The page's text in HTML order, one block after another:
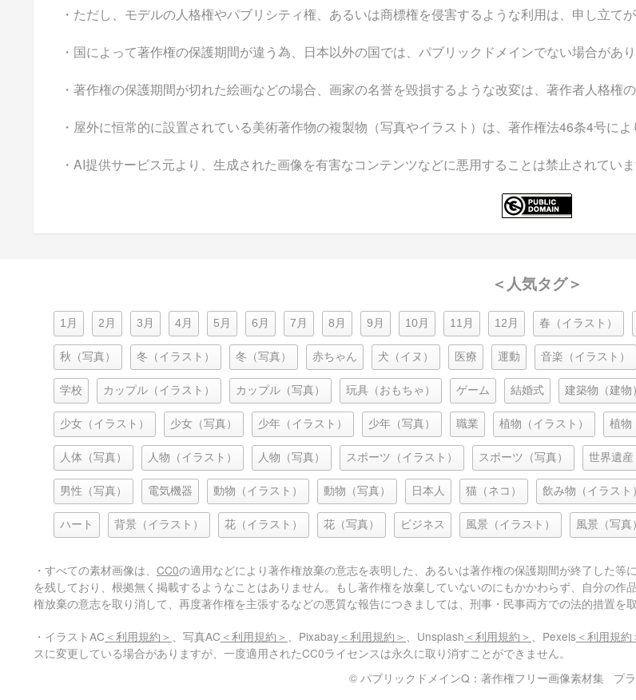
・ただし、モデルの人格権やパブリシティ権、あるいは商標権を侵害するような利用は、申し立て
・国によって著作権の保護期間が違う為、日本以外の国では、パブリックドメインでない場合があり
・著作権の保護期間が切れた絵画などの場合、画家の名誉を毀損するような改変は、著作者人格権
・屋外に恒常的に設置されている美術著作物の複製物（写真やイラスト）は、著作権法46条4号によ
・AI提供サービス元より、生成された画像を有害なコンテンツなどに悪用することは禁止されていま
＜人気タグ＞
1月 2月 3月 4月 5月 6月 7月 8月 9月 10月 11月 12月 春（イラスト）
秋（写真） 冬（イラスト） 冬（写真） 赤ちゃん 犬（イヌ） 医療 運動 音楽（イラスト）
学校 カップル（イラスト） カップル（写真） 玩具（おもちゃ） ゲーム 結婚式 建築物（建物
少女（イラスト） 少女（写真） 少年（イラスト） 少年（写真） 職業 植物（イラスト） 植物
人体（写真） 人物（イラスト） 人物（写真） スポーツ（イラスト） スポーツ（写真） 世界遺産
男性（写真） 電気機器 動物（イラスト） 動物（写真） 日本人 猫（ネコ） 飲み物（イラスト
ハート 背景（イラスト） 花（イラスト） 花（写真） ビジネス 風景（イラスト） 風景（写真
・すべての素材画像は、 CC0の適用などにより著作権放棄の意志を表明した、あるいは著作権の保護期間が終了した
を残しており、根拠無く掲載するようなことはありません。もし著作権を放棄していないのにもかかわらず、自分の
権放棄の意志を取り消して、再度著作権を主張するなどの悪質な報告につきましては、刑事・民事両方での法的措置を
・イラストAC ＜利用規約＞ 、写真AC ＜利用規約＞ 、Pixabay ＜利用規約＞ 、Unsplash ＜利用規約＞ 、Pexels ＜利用規約
スに変更している場合がありますが、一度適用されたCC0ライセンスは永久に取り消すことができません。
© パブリックドメインQ：著作権フリー画像素材集
プ